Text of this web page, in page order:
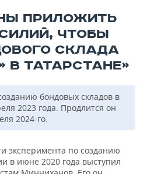
ПРИЛОЖИТЬ
ЧТОБЫ
СКЛАДА
В ТАТАРСТАНЕ»
бондовых складов в
2023 года. Продлится он
2024-го.
эксперимента по созданию
в июне 2020 года выступил